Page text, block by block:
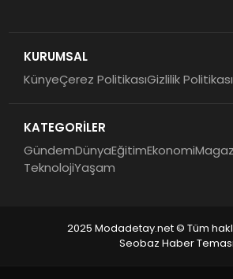
KURUMSAL
KünyeÇerez PolitikasıGizlilik Politikası
KATEGORİLER
GündemDünyaEğitimEkonomi
TeknolojiYaşam
2025 Modadetay.net © Tüm
Seobaz Haber Teması